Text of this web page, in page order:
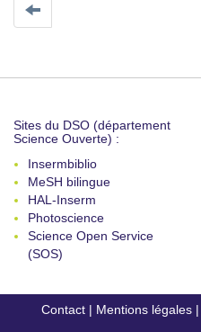
Sites du DSO (département
Science Ouverte) :
Insermbiblio
MeSH bilingue
HAL-Inserm
Photoscience
Science Open Service
(SOS)
Contact | Mentions légales |